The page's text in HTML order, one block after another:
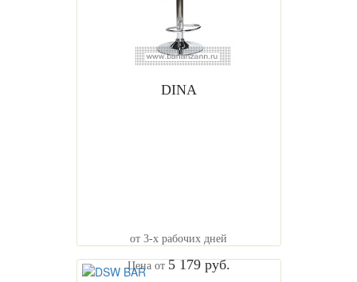
DINA
от 3-х рабочих дней
Цена от 5 179 руб.